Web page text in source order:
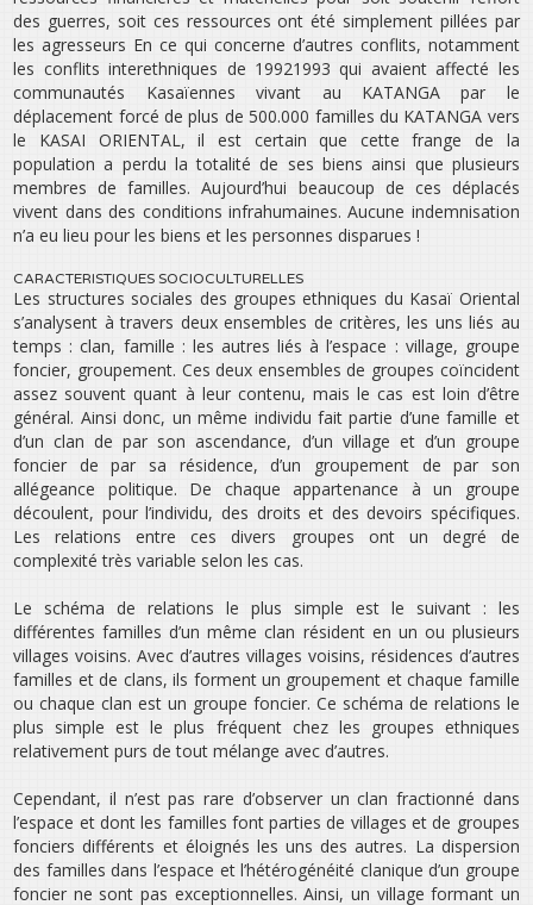
des guerres, soit ces ressources ont été simplement pillées par
les agresseurs En ce qui concerne d’autres conflits, notamment
les conflits interethniques de 1992­1993 qui avaient affecté les
communautés Kasaïennes vivant au KATANGA par le
déplacement forcé de plus de 500.000 familles du KATANGA vers
le KASAI ORIENTAL, il est certain que cette frange de la
population a perdu la totalité de ses biens ainsi que plusieurs
membres de familles. Aujourd’hui beaucoup de ces déplacés
vivent dans des conditions infra­humaines. Aucune indemnisation
n’a eu lieu pour les biens et les personnes disparues !
CARACTERISTIQUES SOCIO­CULTURELLES
Les structures sociales des groupes ethniques du Kasaï Oriental
s’analysent à travers deux ensembles de critères, les uns liés au
temps : clan, famille : les autres liés à l’espace : village, groupe
foncier, groupement. Ces deux ensembles de groupes coïncident
assez souvent quant à leur contenu, mais le cas est loin d’être
général. Ainsi donc, un même individu fait partie d’une famille et
d’un clan de par son ascendance, d’un village et d’un groupe
foncier de par sa résidence, d’un groupement de par son
allégeance politique. De chaque appartenance à un groupe
découlent, pour l’individu, des droits et des devoirs spécifiques.
Les relations entre ces divers groupes ont un degré de
complexité très variable selon les cas.
Le schéma de relations le plus simple est le suivant : les
différentes familles d’un même clan résident en un ou plusieurs
villages voisins. Avec d’autres villages voisins, résidences d’autres
familles et de clans, ils forment un groupement et chaque famille
ou chaque clan est un groupe foncier. Ce schéma de relations le
plus simple est le plus fréquent chez les groupes ethniques
relativement purs de tout mélange avec d’autres.
Cependant, il n’est pas rare d’observer un clan fractionné dans
l’espace et dont les familles font parties de villages et de groupes
fonciers différents et éloignés les uns des autres. La dispersion
des familles dans l’espace et l’hétérogénéité clanique d’un groupe
foncier ne sont pas exceptionnelles. Ainsi, un village formant un